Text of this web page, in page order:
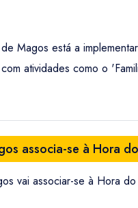
Magos está a
atividades como o
associa-se à Hora
vai associar-se à Hora